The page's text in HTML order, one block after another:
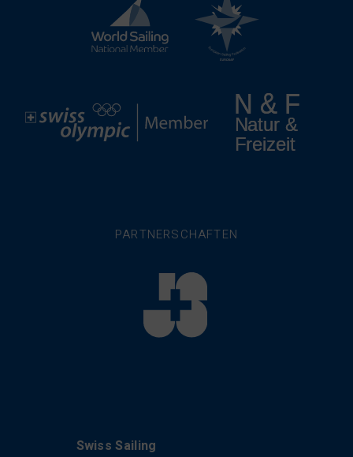
PARTNERSCHAFTEN
Swiss Sailing